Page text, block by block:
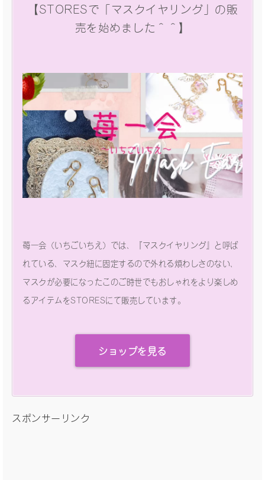
【STORESで「マスクイヤリング」の販
売を始めました＾＾】
苺一会（いちごいちえ）では、『マスクイヤリング』と呼ば
れている、マスク紐に固定するので外れる煩わしさのない、
マスクが必要になったこのご時世でもおしゃれをより楽しめ
るアイテムをSTORESにて販売しています。
ショップを見る
スポンサーリンク